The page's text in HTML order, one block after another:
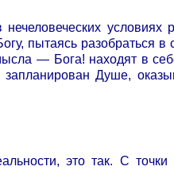
условиях
пытаясь разобраться в
— Бога! находят в
Душе,
это так. С точки